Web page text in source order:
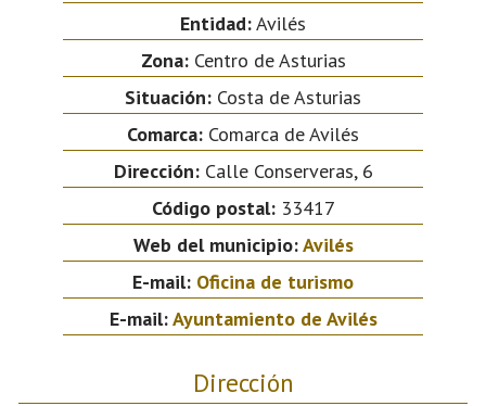
Entidad:Avilés
Zona:Centro de Asturias
Situación: Costa de Asturias
Comarca: Comarca de Avilés
Dirección:Calle Conserveras, 6
Código postal:33417
Web del municipio:Avilés
E-mail: Oficina de turismo
E-mail:Ayuntamiento de Avilés
Dirección